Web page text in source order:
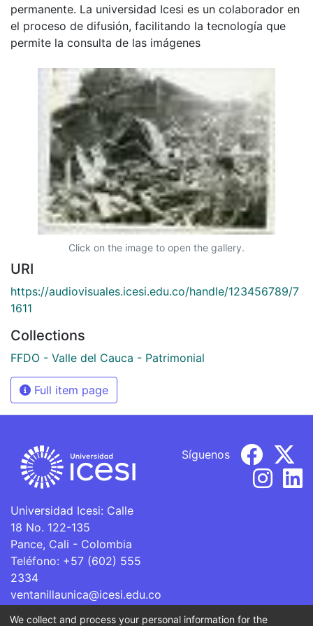
permanente. La universidad Icesi es un colaborador en
el proceso de difusión, facilitando la tecnología que
permite la consulta de las imágenes
Click on the image to open the gallery.
URI
https://audiovisuales.icesi.edu.co/handle/123456789/7
1611
Collections
FFDO - Valle del Cauca - Patrimonial
Full item page
Universidad Icesi: Calle
18 No. 122-135
Pance, Cali - Colombia
Teléfono: +57 (602) 555
2334
ventanillaunica@icesi.edu.co
Síguenos
We collect and process your personal information for the